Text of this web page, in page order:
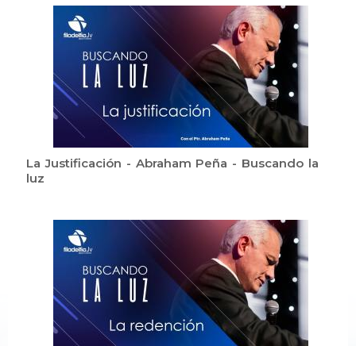
La Justificación - Abraham Peña - Buscando la
luz